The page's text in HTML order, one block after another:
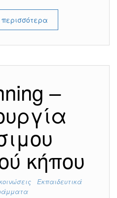
–
κήπου
Εκπαιδευτικά